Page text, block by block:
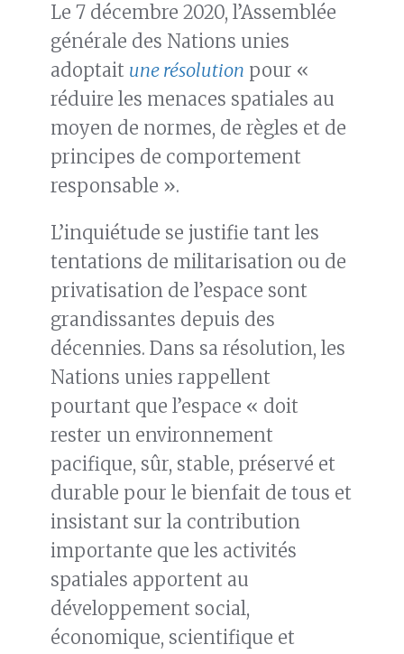
Le 7 décembre 2020, l’Assemblée
générale des Nations unies
adoptait une résolution pour «
réduire les menaces spatiales au
moyen de normes, de règles et de
principes de comportement
responsable ».
L’inquiétude se justifie tant les
tentations de militarisation ou de
privatisation de l’espace sont
grandissantes depuis des
décennies. Dans sa résolution, les
Nations unies rappellent
pourtant que l’espace « doit
rester un environnement
pacifique, sûr, stable, préservé et
durable pour le bienfait de tous et
insistant sur la contribution
importante que les activités
spatiales apportent au
développement social,
économique, scientifique et